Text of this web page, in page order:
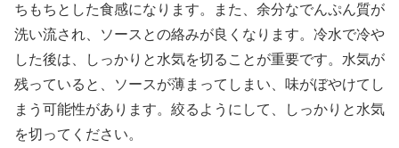
ちもちとした食感になります。また、余分なでんぷん質が
洗い流され、ソースとの絡みが良くなります。冷水で冷や
した後は、しっかりと水気を切ることが重要です。水気が
残っていると、ソースが薄まってしまい、味がぼやけてし
まう可能性があります。絞るようにして、しっかりと水気
を切ってください。